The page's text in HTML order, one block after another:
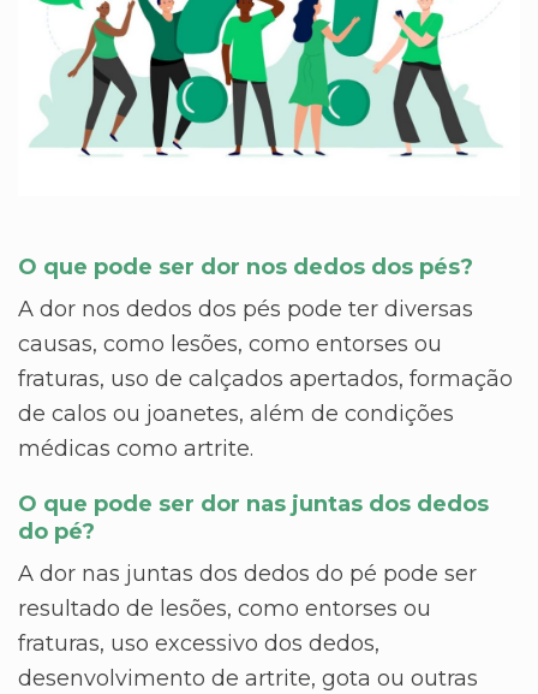
O que pode ser dor nos dedos dos pés?
A dor nos dedos dos pés pode ter diversas
causas, como lesões, como entorses ou
fraturas, uso de calçados apertados, formação
de calos ou joanetes, além de condições
médicas como artrite.
O que pode ser dor nas juntas dos dedos
do pé?
A dor nas juntas dos dedos do pé pode ser
resultado de lesões, como entorses ou
fraturas, uso excessivo dos dedos,
desenvolvimento de artrite, gota ou outras